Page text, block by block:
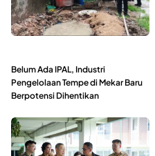
Belum Ada IPAL, Industri
Pengelolaan Tempe di Mekar Baru
Berpotensi Dihentikan